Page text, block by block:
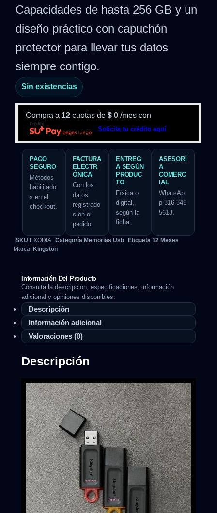
Capacidades de hasta 256 GB y un
diseño práctico con capuchón
protector para llevar tus datos
siempre contigo.
Sin existencias
Compra a 12 cuotas de $ 0 /mes con
Solicita tu crédito aquí
PAGO
SEGURO
Métodos
habilitado
s en el
checkout.
FACTURA
ELECTR
ÓNICA
Con los
datos
registrado
s en el
pedido.
ENTREG
A SEGÚN
PRODUC
TO
Física o
digital,
según la
ficha.
ASESORÍ
A
COMERC
IAL
WhatsAp
p 316 349
5618.
SKU EXODIA Categoría Memorias Usb Etiqueta 12 Meses
Marca: Kingston
Información Del Producto
Consulta la descripción, especificaciones, información
adicional y opiniones disponibles.
Descripción
Información adicional
Valoraciones (0)
Descripción